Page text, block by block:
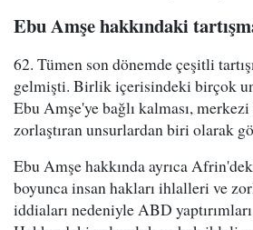
Ebu Amşe hakkındaki
62. Tümen son dönemde çeşitli
gelmişti. Birlik içerisindeki birçok
Ebu Amşe'ye bağlı kalması,
zorlaştıran unsurlardan biri olarak
Ebu Amşe hakkında ayrıca
boyunca insan hakları ihlalleri ve
iddiaları nedeniyle ABD